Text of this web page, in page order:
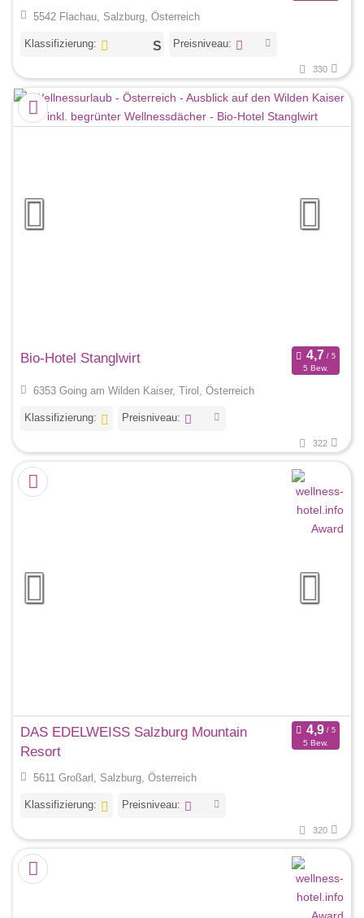
5542 Flachau, Salzburg, Österreich
Klassifizierung: Preisniveau:
330
Bio-Hotel Stanglwirt
5 Bew.
6353 Going am Wilden Kaiser, Tirol, Österreich
Klassifizierung: Preisniveau:
322
DAS EDELWEISS Salzburg Mountain
Resort
5 Bew.
5611 Großarl, Salzburg, Österreich
Klassifizierung: Preisniveau:
320